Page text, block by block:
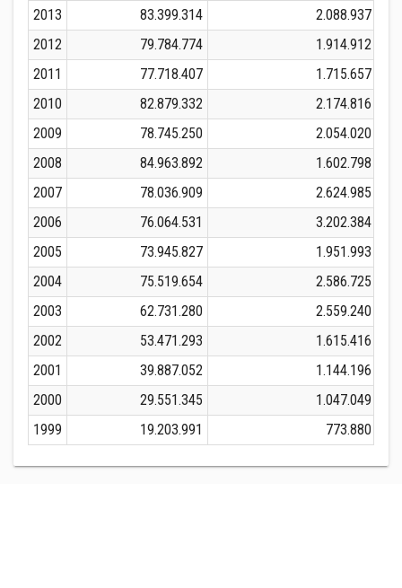
2013
83.399.314 2.088.937
2012
79.784.774 1.914.912
2011
77.718.407 1.715.657
2010
82.879.332 2.174.816
2009
78.745.250 2.054.020
2008
84.963.892 1.602.798
2007
78.036.909 2.624.985
2006
76.064.531 3.202.384
2005
73.945.827 1.951.993
2004
75.519.654 2.586.725
2003
62.731.280 2.559.240
2002
53.471.293 1.615.416
2001
39.887.052 1.144.196
2000
29.551.345 1.047.049
1999
19.203.991 773.880